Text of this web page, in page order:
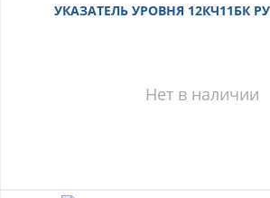
УКАЗАТЕЛЬ УРОВНЯ 12КЧ11БК
Нет в наличии